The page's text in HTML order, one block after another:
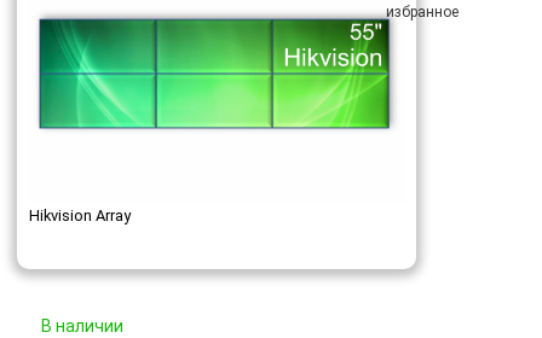
Hikvision Array
В наличии